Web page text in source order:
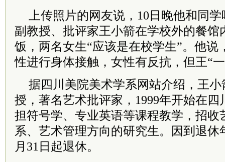
上传照片的网友说，10日晚他和同
副教授、批评家王小箭在学校外的餐馆
饭，两名女生“应该是在校学生”。他说
性进行身体接触，女性有反抗，但王“
据四川美院美术学系网站介绍，王
授，著名艺术批评家，1999年开始在
担符号学、专业英语等课程教学，招收
系、艺术管理方向的研究生。因到退休
月31日起退休。